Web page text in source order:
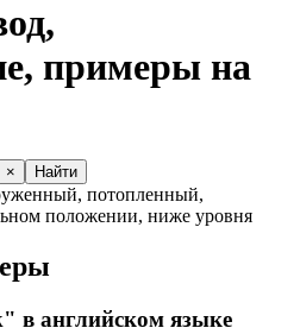
примеры на
× Найти
потопленный,
положении, ниже уровня
в английском языке